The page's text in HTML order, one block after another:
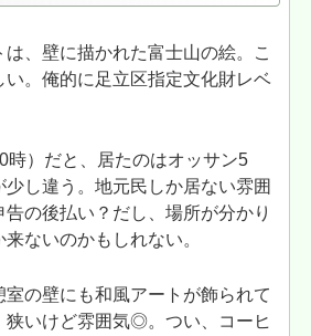
、壁に描かれた富士山の絵。こ
い。俺的に足立区指定文化財レベ
時）だと、居たのはオッサン5
少し違う。地元民しか居ない雰囲
の後払い？だし、場所が分かり
ないのかもしれない。
の壁にも和風アートが飾られて
狭いけど雰囲気◎。つい、コーヒ